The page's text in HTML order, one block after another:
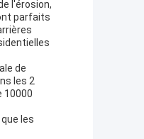
l'érosion,
parfaits
de
les 2
10000
les